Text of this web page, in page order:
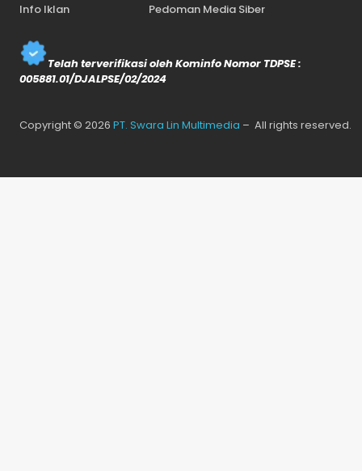
Info Iklan
Pedoman Media Siber
Telah terverifikasi oleh Kominfo Nomor TDPSE :
005881.01/DJALPSE/02/2024
Copyright © 2026 PT. Swara Lin Multimedia – All rights reserved.